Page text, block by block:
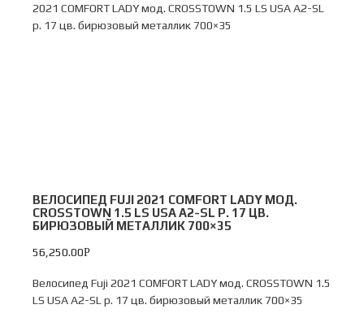
2021 COMFORT LADY мод. CROSSTOWN 1.5 LS USA A2-SL
р. 17 цв. бирюзовый металлик 700×35
ВЕЛОСИПЕД FUJI 2021 COMFORT LADY МОД.
CROSSTOWN 1.5 LS USA A2-SL Р. 17 ЦВ.
БИРЮЗОВЫЙ МЕТАЛЛИК 700×35
56,250.00Р
Велосипед Fuji 2021 COMFORT LADY мод. CROSSTOWN 1.5
LS USA A2-SL р. 17 цв. бирюзовый металлик 700×35